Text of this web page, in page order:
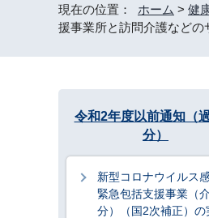
現在の位置： ホーム > 健
援事業所と訪問介護など
令和2年度以前通知（
分）
新型コロナウイルス
緊急包括支援事業（
分）（国2次補正）の